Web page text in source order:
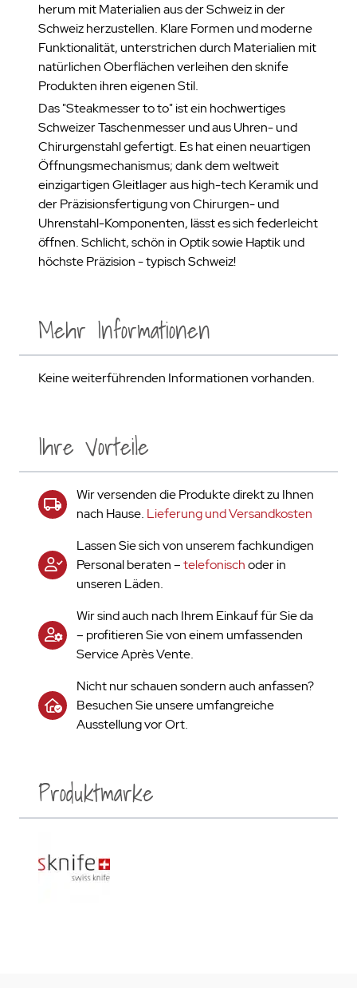
herum mit Materialien aus der Schweiz in der
Schweiz herzustellen. Klare Formen und moderne
Funktionalität, unterstrichen durch Materialien mit
natürlichen Oberflächen verleihen den sknife
Produkten ihren eigenen Stil.
Das "Steakmesser to to" ist ein hochwertiges
Schweizer Taschenmesser und aus Uhren- und
Chirurgenstahl gefertigt. Es hat einen neuartigen
Öffnungsmechanismus; dank dem weltweit
einzigartigen Gleitlager aus high-tech Keramik und
der Präzisionsfertigung von Chirurgen- und
Uhrenstahl-Komponenten, lässt es sich federleicht
öffnen. Schlicht, schön in Optik sowie Haptik und
höchste Präzision - typisch Schweiz!
Ihre Vorteile
Wir versenden die Produkte direkt zu Ihnen
nach Hause. Lieferung und Versandkosten
Lassen Sie sich von unserem fachkundigen
Personal beraten –telefonischoder in
unseren Läden.
Wir sind auch nach Ihrem Einkauf für Sie da
– profitieren Sie von einem umfassenden
Service Après Vente.
Nicht nur schauen sondern auch anfassen?
Besuchen Sie unsere umfangreiche
Ausstellung vor Ort.
Mehr Informationen
Keine weiterführenden Informationen vorhanden.
Produktmarke